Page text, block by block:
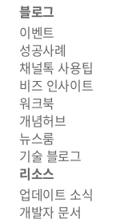
블로그
이벤트
성공사례
채널톡 사용팁
비즈 인사이트
워크북
개념허브
뉴스룸
기술 블로그
리소스
업데이트 소식
개발자 문서